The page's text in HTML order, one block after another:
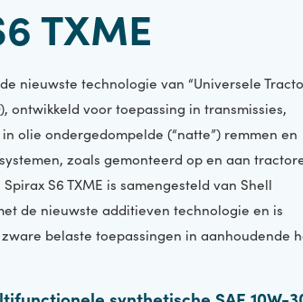
TXME
is de nieuwste technologie van
ontwikkeld voor toepassing in
in olie ondergedompelde (“natte”)
systemen, zoals gemonteerd op en aan
Spirax S6 TXME is samengesteld van
met de nieuwste additieven technologie
zware belaste toepassingen in